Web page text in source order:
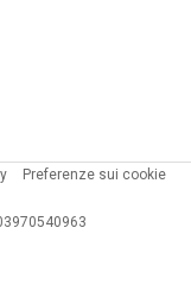
Preferenze sui cookie